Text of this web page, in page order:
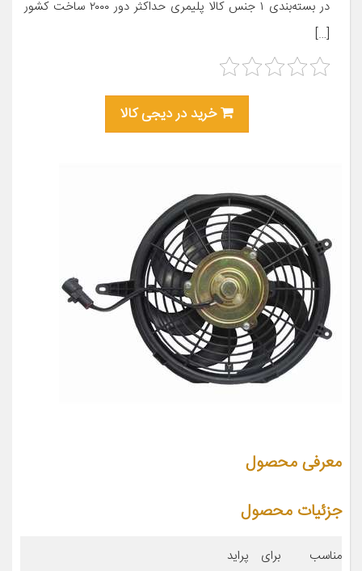
در بسته‌بندی ۱ جنس کالا پلیمری حداکثر دور ۲۰۰۰ ساخت کشور
[…]
خرید در دیجی کالا
معرفی محصول
جزئیات محصول
مناسب برای
پراید